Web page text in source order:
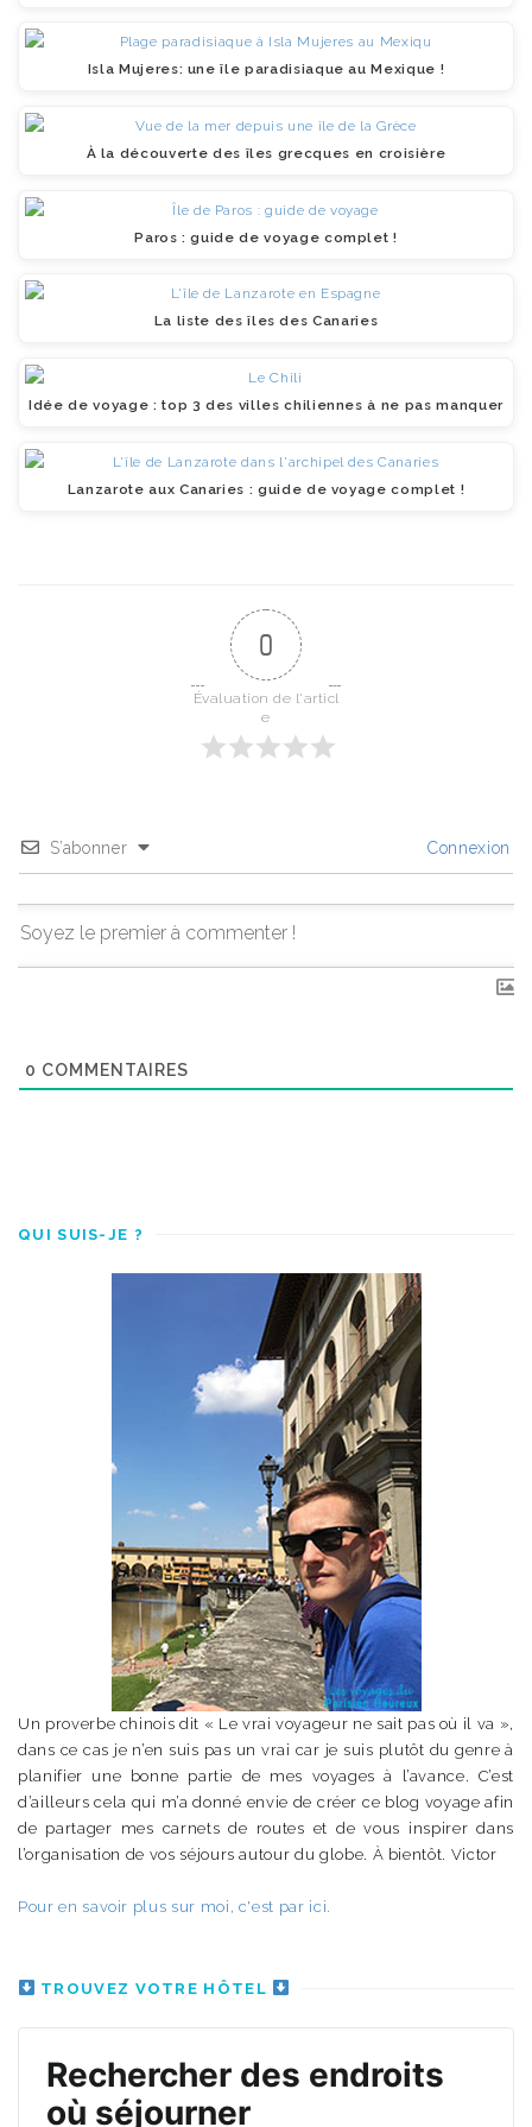
Isla Mujeres: une île paradisiaque au Mexique !
À la découverte des îles grecques en croisière
Paros : guide de voyage complet !
La liste des îles des Canaries
Idée de voyage : top 3 des villes chiliennes à ne pas manquer
Lanzarote aux Canaries : guide de voyage complet !
0
Évaluation de l'articl
e
S’abonner Connexion
0 COMMENTAIRES
QUI SUIS-JE ?
Un proverbe chinois dit « Le vrai voyageur ne sait pas où il va »,
dans ce cas je n’en suis pas un vrai car je suis plutôt du genre à
planifier une bonne partie de mes voyages à l’avance. C’est
d’ailleurs cela qui m’a donné envie de créer ce blog voyage afin
de partager mes carnets de routes et de vous inspirer dans
l’organisation de vos séjours autour du globe. À bientôt. Victor
Pour en savoir plus sur moi, c'est par ici.
TROUVEZ VOTRE HÔTEL